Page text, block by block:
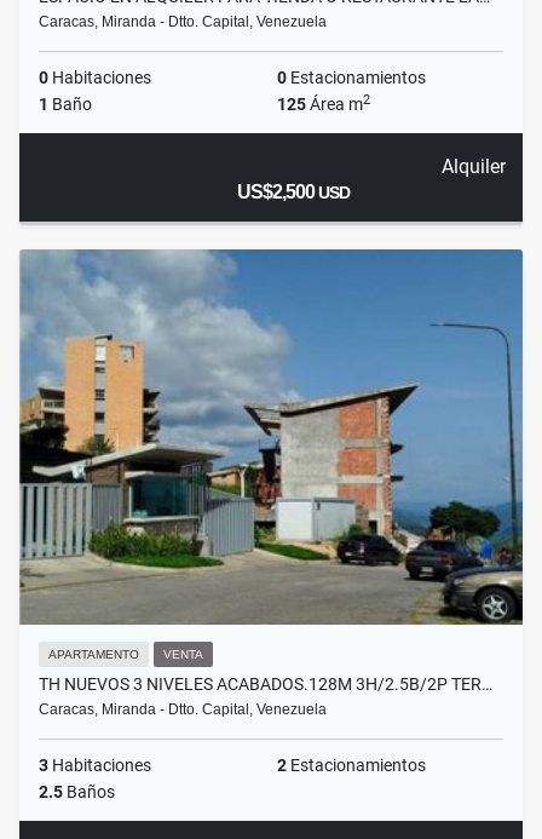
Caracas, Miranda - Dtto. Capital, Venezuela
0 Habitaciones 0 Estacionamientos
1 Baño 125Área m2
Alquiler
US$2,500USD
APARTAMENTO VENTA
TH NUEVOS 3 NIVELES ACABADOS.128M 3H/2.5B/2P TER…
Caracas, Miranda - Dtto. Capital, Venezuela
3 Habitaciones 2 Estacionamientos
2.5 Baños